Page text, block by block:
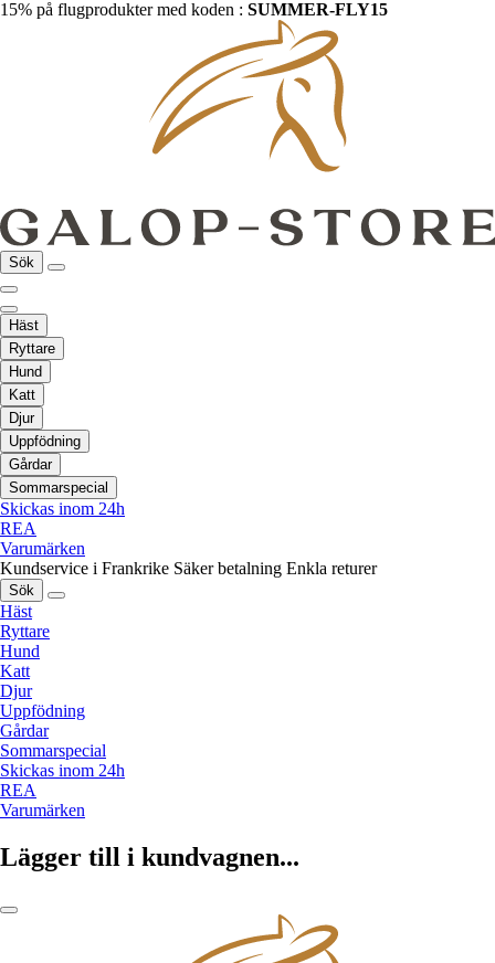
15% på flugprodukter med koden : SUMMER-FLY15
Sök
Häst
Ryttare
Hund
Katt
Djur
Uppfödning
Gårdar
Sommarspecial
Skickas inom 24h
REA
Varumärken
Kundservice i Frankrike Säker betalning Enkla returer
Sök
Häst
Ryttare
Hund
Katt
Djur
Uppfödning
Gårdar
Sommarspecial
Skickas inom 24h
REA
Varumärken
Lägger till i kundvagnen...